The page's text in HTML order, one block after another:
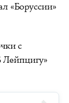
«Боруссии»
с
Лейпцигу»